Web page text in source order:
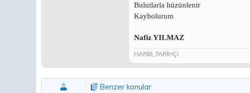
Bulutlarla hüzünlenir
Kaybolurum
Nafiz YILMAZ
HARBİ_TARİHÇİ
Benzer konular